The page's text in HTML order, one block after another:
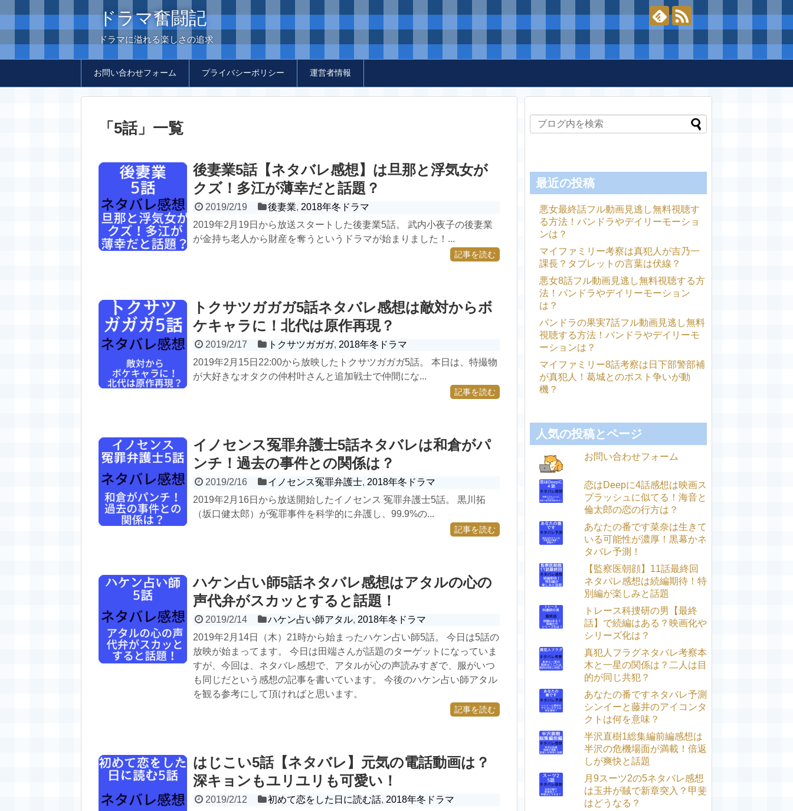
ドラマ奮闘記
ドラマに溢れる楽しさの追求
お問い合わせフォーム プライバシーポリシー 運営者情報
「 5話」 一覧
後妻業5話【ネタバレ感想】は旦那と浮気女が
クズ！多江が薄幸だと話題？
2019/2/19 後妻業, 2018年冬ドラマ
2019年2月19日から放送スタートした後妻業5話。 武内小夜子の後妻業
が金持ち老人から財産を奪うというドラマが始まりました！...
記事を読む
トクサツガガガ5話ネタバレ感想は敵対からボ
ケキャラに！北代は原作再現？
2019/2/17 トクサツガガガ, 2018年冬ドラマ
2019年2月15日22:00から放映したトクサツガガガ5話。 本日は、特撮物
が大好きなオタクの仲村叶さんと追加戦士で仲間にな...
記事を読む
イノセンス冤罪弁護士5話ネタバレは和倉がパ
ンチ！過去の事件との関係は？
2019/2/16 イノセンス冤罪弁護士, 2018年冬ドラマ
2019年2月16日から放送開始したイノセンス 冤罪弁護士5話。 黒川拓
（坂口健太郎）が冤罪事件を科学的に弁護し、99.9%の...
記事を読む
ハケン占い師5話ネタバレ感想はアタルの心の
声代弁がスカッとすると話題！
2019/2/14 ハケン占い師アタル, 2018年冬ドラマ
2019年2月14日（木）21時から始まったハケン占い師5話。 今日は5話の
放映が始まってます。 今日は田端さんが話題のターゲットになっていま
すが、今回は、ネタバレ感想で、アタルが心の声読みすぎで、服がいつ
も同じだという感想の記事を書いています。 今後のハケン占い師アタル
を観る参考にして頂ければと思います。
記事を読む
はじこい5話【ネタバレ】元気の電話動画は？
深キョンもユリユリも可愛い！
2019/2/12 初めて恋をした日に読む話, 2018年冬ドラマ
最近の投稿
悪女最終話フル動画見逃し無料視聴す
る方法！パンドラやデイリーモーショ
ンは？
マイファミリー考察は真犯人が吉乃一
課長？タブレットの言葉は伏線？
悪女8話フル動画見逃し無料視聴する方
法！パンドラやデイリーモーション
は？
パンドラの果実7話フル動画見逃し無料
視聴する方法！パンドラやデイリーモ
ーションは？
マイファミリー8話考察は日下部警部補
が真犯人！葛城とのポスト争いが動
機？
人気の投稿とページ
お問い合わせフォーム
恋はDeepに4話感想は映画ス
プラッシュに似てる！海音と
倫太郎の恋の行方は？
あなたの番です菜奈は生きて
いる可能性が濃厚！黒幕かネ
タバレ予測！
【監察医朝顔】11話最終回
ネタバレ感想は続編期待！特
別編が楽しみと話題
トレース科捜研の男【最終
話】で続編はある？映画化や
シリーズ化は？
真犯人フラグネタバレ考察本
木と一星の関係は？二人は目
的が同じ共犯？
あなたの番ですネタバレ予測
シンイーと藤井のアイコンタ
クトは何を意味？
半沢直樹1総集編前編感想は
半沢の危機場面が満載！倍返
しが爽快と話題
月9スーツ2の5ネタバレ感想
は玉井が馘で新章突入？甲斐
はどうなる？